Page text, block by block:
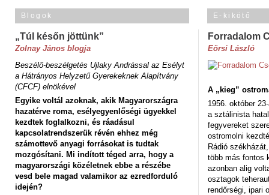
Blogok
„Túl későn jöttünk”
Zolnay János blogja
Beszélő-beszélgetés Ujlaky Andrással az Esélyt
a Hátrányos Helyzetű Gyerekeknek Alapítvány
(CFCF) elnökével
Egyike voltál azoknak, akik Magyarországra
hazatérve roma, esélyegyenlőségi ügyekkel
kezdtek foglalkozni, és ráadásul
kapcsolatrendszerük révén ehhez még
számottevő anyagi forrásokat is tudtak
mozgósítani. Mi indított téged arra, hogy a
magyarországi közéletnek ebbe a részébe
vesd bele magad valamikor az ezredforduló
idején?
E-kikötő
Forradalom
Eörsi László
A „kieg”
1956. október
a sztálinista
fegyvereket
ostromolni
Rádió
több más fontos
azonban alig
osztagok
rendőrségi, ipari